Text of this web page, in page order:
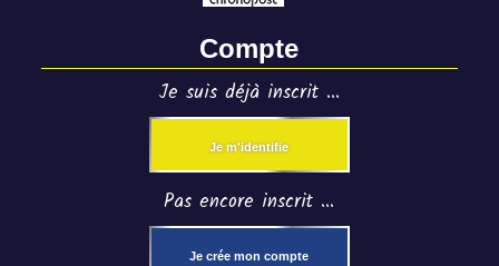
Compte
Je suis déjà inscrit ...
Je m'identifie
Pas encore inscrit ...
Je crée mon compte